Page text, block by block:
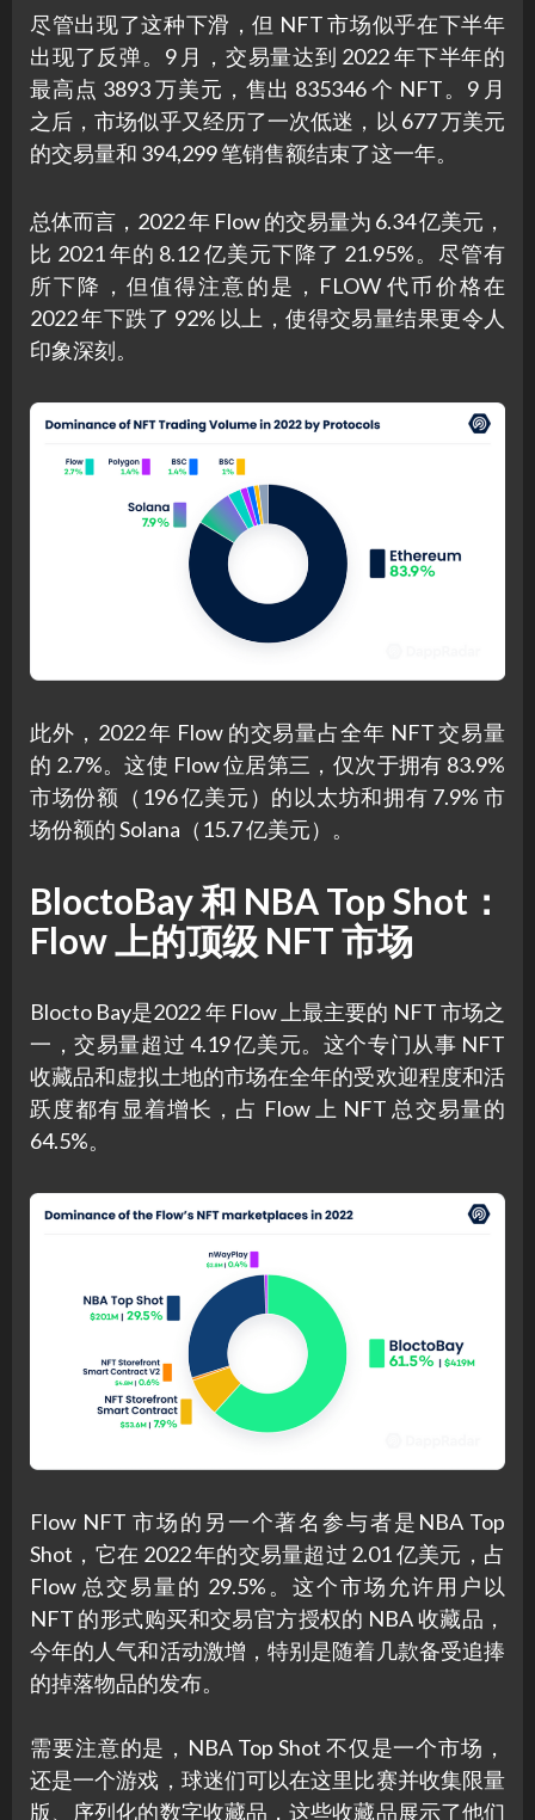
尽管出现了这种下滑，但 NFT 市场似乎在下半年
出现了反弹。9 月，交易量达到 2022 年下半年的
最高点 3893 万美元，售出 835346 个 NFT。9 月
之后，市场似乎又经历了一次低迷，以 677 万美元
的交易量和 394,299 笔销售额结束了这一年。
总体而言，2022 年 Flow 的交易量为 6.34 亿美元，
比 2021 年的 8.12 亿美元下降了 21.95%。尽管有
所下降，但值得注意的是，FLOW 代币价格在
2022 年下跌了 92% 以上，使得交易量结果更令人
印象深刻。
此外，2022 年 Flow 的交易量占全年 NFT 交易量
的 2.7%。这使 Flow 位居第三，仅次于拥有 83.9%
市场份额（196 亿美元）的以太坊和拥有 7.9% 市
场份额的 Solana（15.7 亿美元）。
BloctoBay 和 NBA Top Shot：
Flow 上的顶级 NFT 市场
Blocto Bay是2022 年 Flow 上最主要的 NFT 市场之
一，交易量超过 4.19 亿美元。这个专门从事 NFT
收藏品和虚拟土地的市场在全年的受欢迎程度和活
跃度都有显着增长，占 Flow 上 NFT 总交易量的
64.5%。
Flow NFT 市场的另一个著名参与者是NBA Top
Shot，它在 2022 年的交易量超过 2.01 亿美元，占
Flow 总交易量的 29.5%。这个市场允许用户以
NFT 的形式购买和交易官方授权的 NBA 收藏品，
今年的人气和活动激增，特别是随着几款备受追捧
的掉落物品的发布。
需要注意的是，NBA Top Shot 不仅是一个市场，
还是一个游戏，球迷们可以在这里比赛并收集限量
版、序列化的数字收藏品，这些收藏品展示了他们